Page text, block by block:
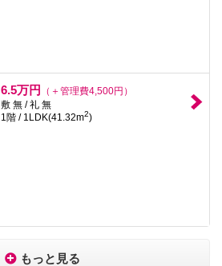
6.5万円
（＋管理費4,500円）
敷 無 / 礼 無
1階 / 1LDK(41.32m2)
もっと見る